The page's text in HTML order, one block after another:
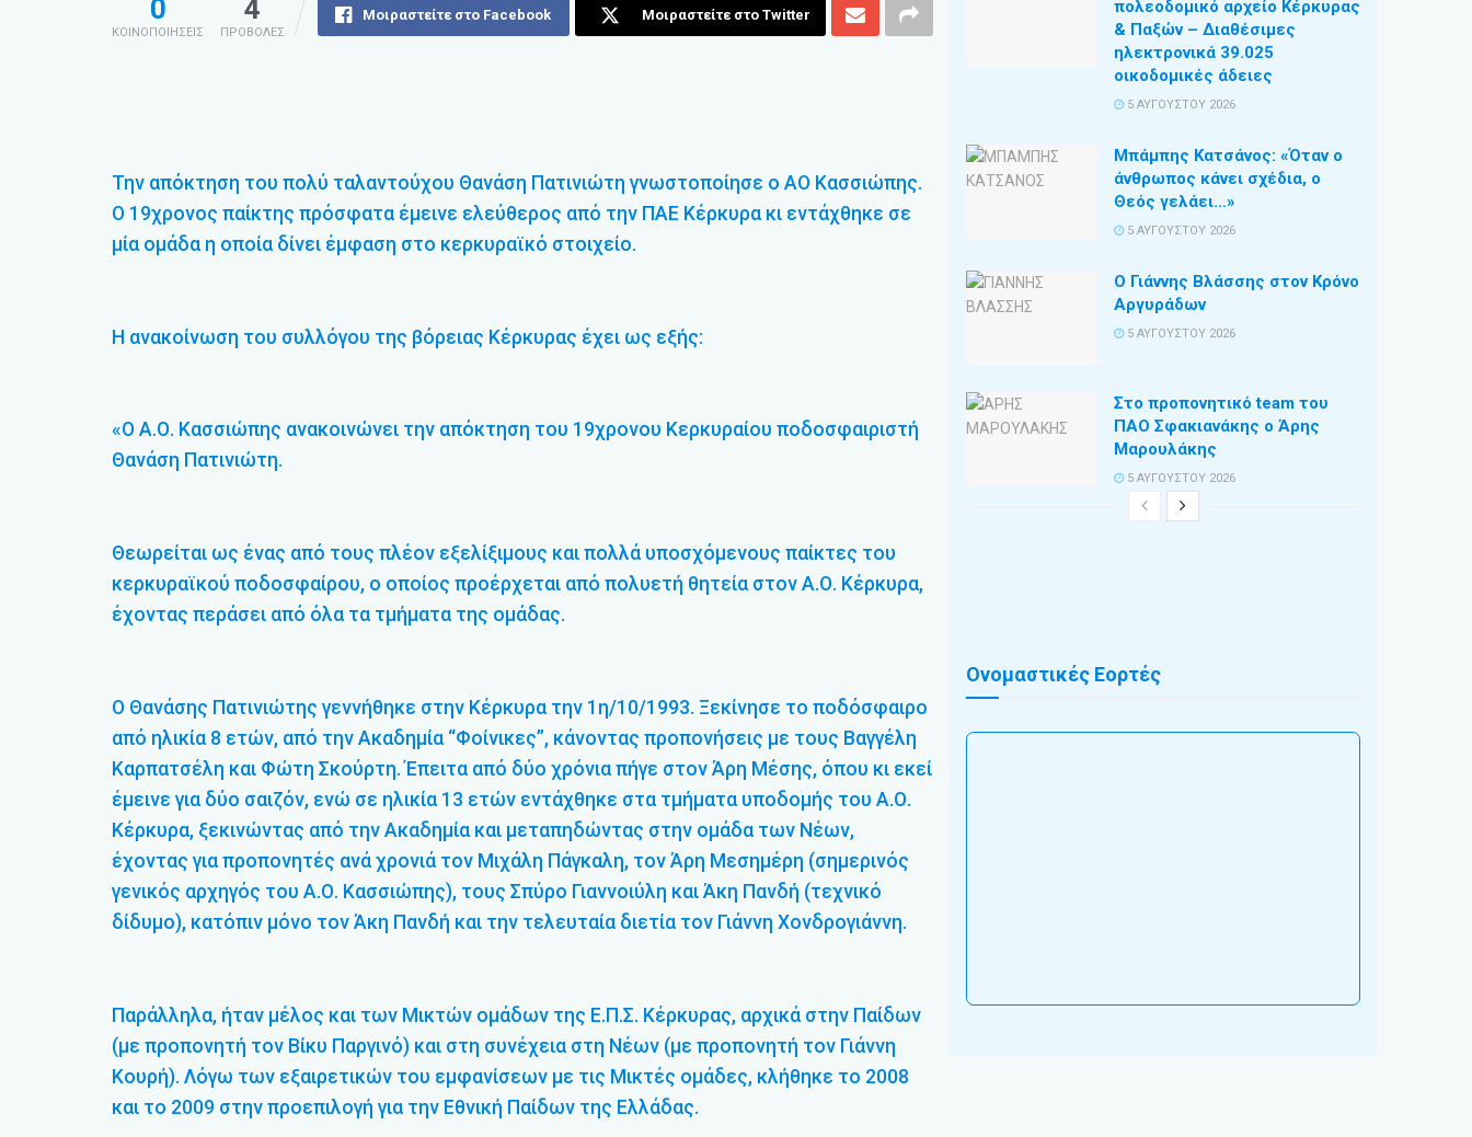
0
ΚΟΙΝΟΠΟΙΗΣΕΙΣ
4
ΠΡΟΒΟΛΕΣ
Μοιραστείτε στο Facebook Μοιραστείτε στο Twitter
Την απόκτηση του πολύ ταλαντούχου Θανάση Πατινιώτη γνωστοποίησε ο ΑΟ Κασσιώπης.
Ο 19χρονος παίκτης πρόσφατα έμεινε ελεύθερος από την ΠΑΕ Κέρκυρα κι εντάχθηκε σε
μία ομάδα η οποία δίνει έμφαση στο κερκυραϊκό στοιχείο.
Η ανακοίνωση του συλλόγου της βόρειας Κέρκυρας έχει ως εξής:
«Ο Α.Ο. Κασσιώπης ανακοινώνει την απόκτηση του 19χρονου Κερκυραίου ποδοσφαιριστή
Θανάση Πατινιώτη.
Θεωρείται ως ένας από τους πλέον εξελίξιμους και πολλά υποσχόμενους παίκτες του
κερκυραϊκού ποδοσφαίρου, ο οποίος προέρχεται από πολυετή θητεία στον Α.Ο. Κέρκυρα,
έχοντας περάσει από όλα τα τμήματα της ομάδας.
Ο Θανάσης Πατινιώτης γεννήθηκε στην Κέρκυρα την 1η/10/1993. Ξεκίνησε το ποδόσφαιρο
από ηλικία 8 ετών, από την Ακαδημία “Φοίνικες”, κάνοντας προπονήσεις με τους Βαγγέλη
Καρπατσέλη και Φώτη Σκούρτη. Έπειτα από δύο χρόνια πήγε στον Άρη Μέσης, όπου κι εκεί
έμεινε για δύο σαιζόν, ενώ σε ηλικία 13 ετών εντάχθηκε στα τμήματα υποδομής του Α.Ο.
Κέρκυρα, ξεκινώντας από την Ακαδημία και μεταπηδώντας στην ομάδα των Νέων,
έχοντας για προπονητές ανά χρονιά τον Μιχάλη Πάγκαλη, τον Άρη Μεσημέρη (σημερινός
γενικός αρχηγός του Α.Ο. Κασσιώπης), τους Σπύρο Γιαννοιύλη και Άκη Πανδή (τεχνικό
δίδυμο), κατόπιν μόνο τον Άκη Πανδή και την τελευταία διετία τον Γιάννη Χονδρογιάννη.
Παράλληλα, ήταν μέλος και των Μικτών ομάδων της Ε.Π.Σ. Κέρκυρας, αρχικά στην Παίδων
(με προπονητή τον Βίκυ Παργινό) και στη συνέχεια στη Νέων (με προπονητή τον Γιάννη
Κουρή). Λόγω των εξαιρετικών του εμφανίσεων με τις Μικτές ομάδες, κλήθηκε το 2008
και το 2009 στην προεπιλογή για την Εθνική Παίδων της Ελλάδας.
πολεοδομικό αρχείο Κέρκυρας
& Παξών – Διαθέσιμες
ηλεκτρονικά 39.025
οικοδομικές άδειες
5 ΑΥΓΟΎΣΤΟΥ 2026
Μπάμπης Κατσάνος: «Όταν ο
άνθρωπος κάνει σχέδια, ο
Θεός γελάει…»
5 ΑΥΓΟΎΣΤΟΥ 2026
Ο Γιάννης Βλάσσης στον Κρόνο
Αργυράδων
5 ΑΥΓΟΎΣΤΟΥ 2026
Στο προπονητικό team του
ΠΑΟ Σφακιανάκης ο Άρης
Μαρουλάκης
5 ΑΥΓΟΎΣΤΟΥ 2026
Ονομαστικές Εορτές